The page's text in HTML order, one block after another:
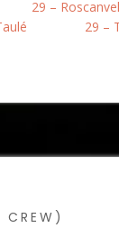
29 – Roscanvel
29 –
CREW)